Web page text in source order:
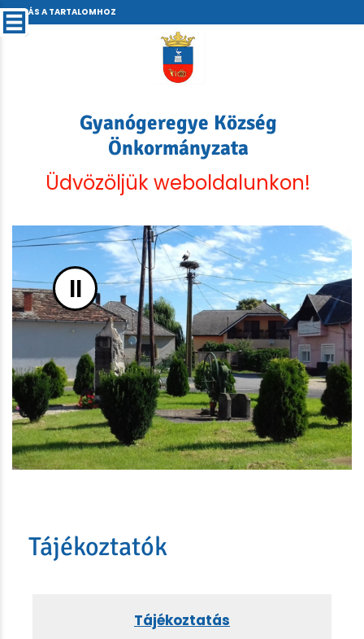
UGRÁS A TARTALOMHOZ
Gyanógeregye Község
Önkormányzata
Üdvözöljük weboldalunkon!
II
Tájékoztatók
Tájékoztatás